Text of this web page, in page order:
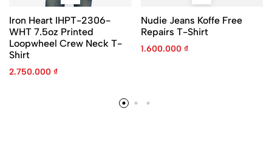
Iron Heart IHPT-2306-
WHT 7.5oz Printed
Loopwheel Crew Neck T-
Shirt
2.750.000 ₫
Nudie Jeans Koffe Free
Repairs T-Shirt
1.600.000 ₫